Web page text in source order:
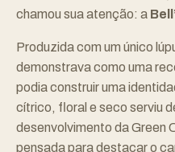
chamou sua atenção: a
Produzida com um único
demonstrava como uma
podia construir uma
cítrico, floral e seco serviu
desenvolvimento da Green
pensada para destacar o